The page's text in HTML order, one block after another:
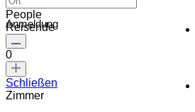
Anmeldung
People
Reisende
0
Schließen
Zimmer